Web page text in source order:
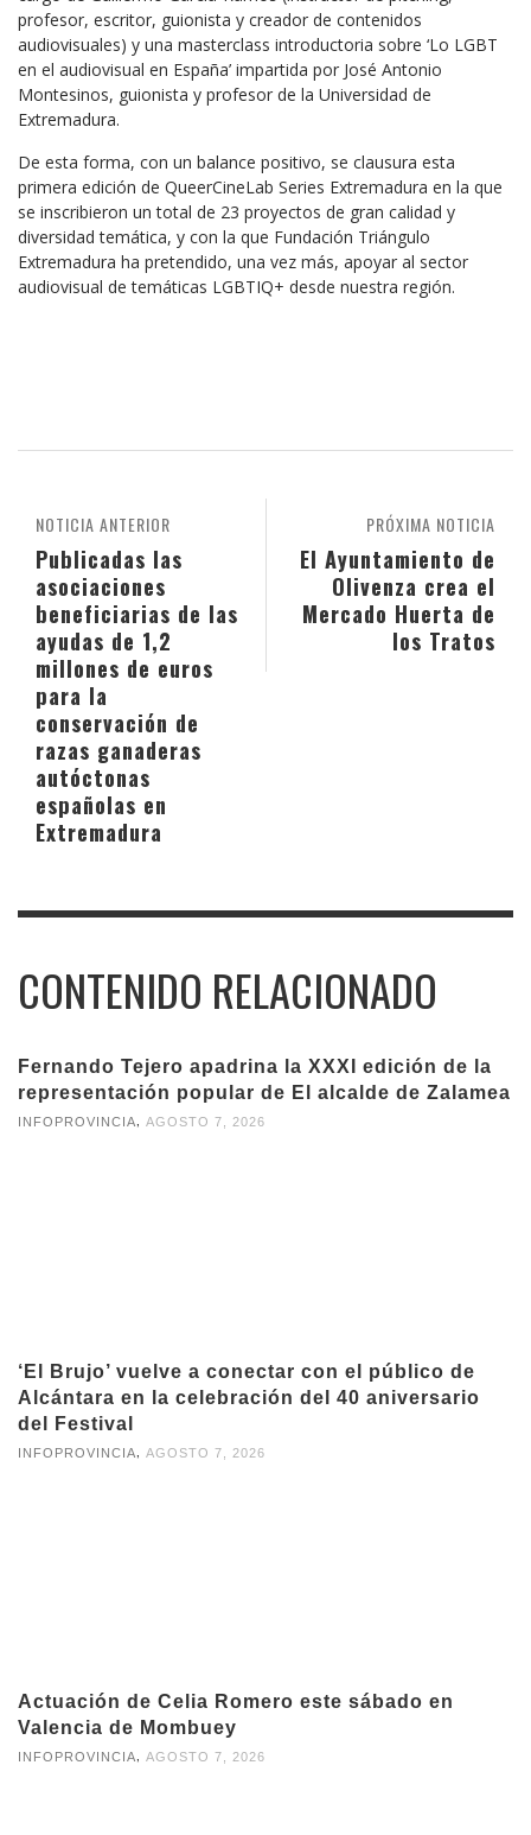
profesor, escritor, guionista y creador de contenidos
audiovisuales) y una masterclass introductoria sobre ‘Lo LGBT
en el audiovisual en España’ impartida por José Antonio
Montesinos, guionista y profesor de la Universidad de
Extremadura.
De esta forma, con un balance positivo, se clausura esta
primera edición de QueerCineLab Series Extremadura en la que
se inscribieron un total de 23 proyectos de gran calidad y
diversidad temática, y con la que Fundación Triángulo
Extremadura ha pretendido, una vez más, apoyar al sector
audiovisual de temáticas LGBTIQ+ desde nuestra región.
PRÓXIMA NOTICIA
El Ayuntamiento de
Olivenza crea el
Mercado Huerta de
los Tratos
NOTICIA ANTERIOR
Publicadas las
asociaciones
beneficiarias de las
ayudas de 1,2
millones de euros
para la
conservación de
razas ganaderas
autóctonas
españolas en
Extremadura
CONTENIDO RELACIONADO
Fernando Tejero apadrina la XXXI edición de la
representación popular de El alcalde de Zalamea
INFOPROVINCIA AGOSTO 7, 2026
‘El Brujo’ vuelve a conectar con el público de
Alcántara en la celebración del 40 aniversario
del Festival
INFOPROVINCIA AGOSTO 7, 2026
Actuación de Celia Romero este sábado en
Valencia de Mombuey
INFOPROVINCIA, AGOSTO 7, 2026